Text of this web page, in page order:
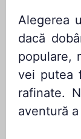
Alegerea
dacă
populare,
vei putea
rafinate.
aventură